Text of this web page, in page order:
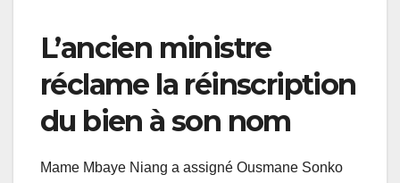
L’ancien ministre
réclame la réinscription
du bien à son nom
Mame Mbaye Niang a assigné Ousmane Sonko